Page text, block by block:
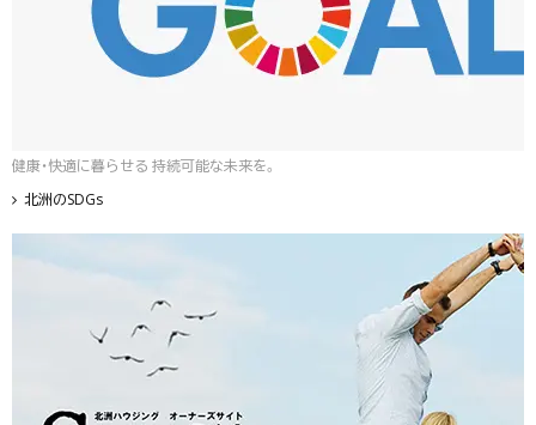
健康・快適に暮らせる 持続可能な未来を。
北洲のSDGs